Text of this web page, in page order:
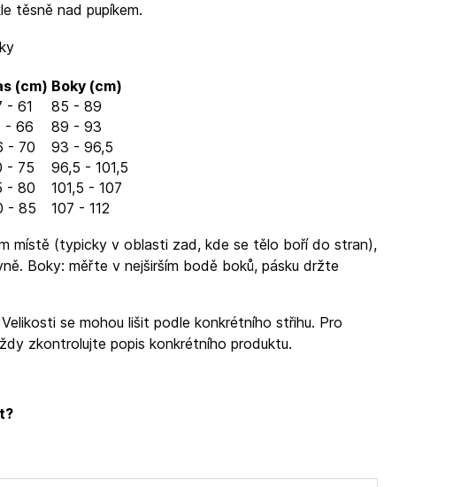
těsně nad pupíkem.
(cm) Boky (cm)
- 61
85 - 89
- 66
89 - 93
- 70
93 - 96,5
- 75
96,5 - 101,5
- 80
101,5 - 107
- 85 107 - 112
místě (typicky v oblasti zad, kde se tělo boří do stran),
Boky: měřte v nejširším bodě boků, pásku držte
se mohou lišit podle konkrétního střihu. Pro
zkontrolujte popis konkrétního produktu.